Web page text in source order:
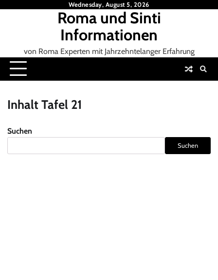
Wednesday, August 5, 2026
Roma und Sinti
Informationen
von Roma Experten mit Jahrzehntelanger Erfahrung
Inhalt Tafel 21
Suchen
Suchen